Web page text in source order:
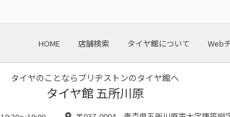
HOME 店舗検索 タイヤ館について Web
タイヤのことならブリヂストンのタイヤ館へ
タイヤ館 五所川原